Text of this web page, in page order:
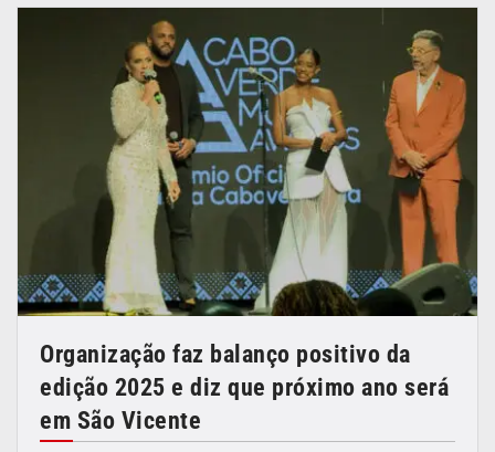
Organização faz balanço positivo da
edição 2025 e diz que próximo ano será
em São Vicente